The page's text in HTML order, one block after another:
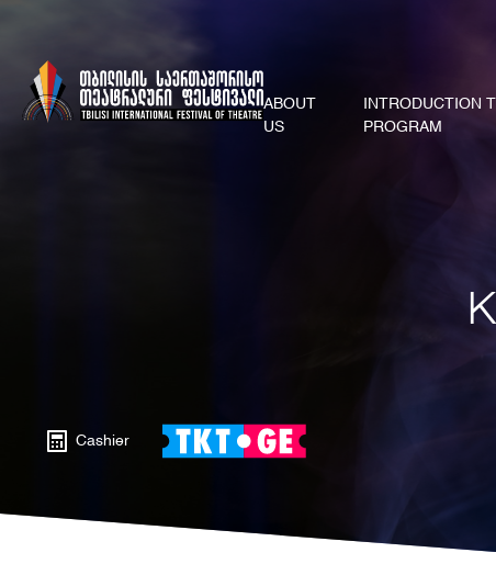
ABOUT
US
INTRODUCTION
PROGRAM
Cashier